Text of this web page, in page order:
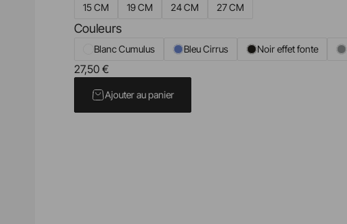
15 CM 19 CM 24 CM 27 CM
Couleurs
Blanc Cumulus Bleu Cirrus Noir effet fonte
27,50 €
Ajouter au panier